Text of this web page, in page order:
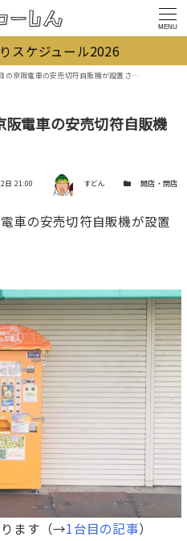
MENU
スケジュール2026
京阪電車の安売切符自販機が設置されてる
電車の安売切符自販機
日 21:00 著者 すどん カテゴリー開店・閉店
車の安売切符自販機が設置
ります（→1台目の記事）